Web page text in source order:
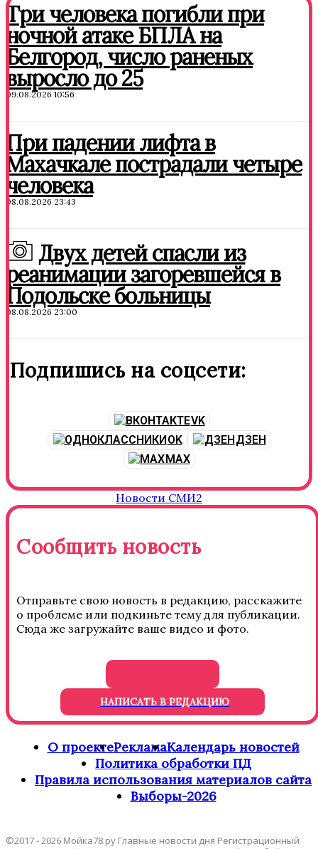
Три человека погибли при
ночной атаке БПЛА на
Белгород, число раненых
выросло до 25
09.08.2026 10:56
При падении лифта в
Махачкале пострадали четыре
человека
08.08.2026 23:43
Двух детей спасли из
реанимации загоревшейся в
Подольске больницы
08.08.2026 23:00
Подпишись на соцсети:
VK
OK
ДЗЕН
MAX
Новости СМИ2
Сообщить новость
Отправьте свою новость в редакцию, расскажите
о проблеме или подкиньте тему для публикации.
Сюда же загружайте ваше видео и фото.
НАПИСАТЬ В РЕДАКЦИЮ
О проектеРекламаКалендарь новостей
Политика обработки ПД
Правила использования материалов сайта
Выборы-2026
©2017 - 2026 Мойка78.ру Главные новости дня Регистрационный